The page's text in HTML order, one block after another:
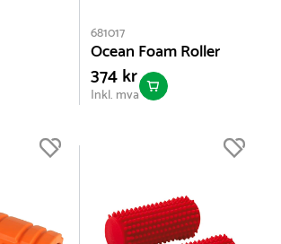
681017
Ocean Foam Roller
374 kr
Inkl. mva